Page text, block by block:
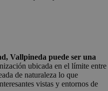
Vallpineda puede ser una
ubicada en el límite entre
de naturaleza lo que
vistas y entornos de